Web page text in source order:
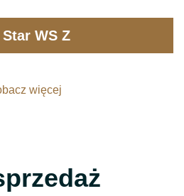
WS Z
więcej